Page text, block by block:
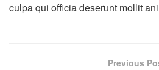
culpa qui officia deserunt mollit
Previous